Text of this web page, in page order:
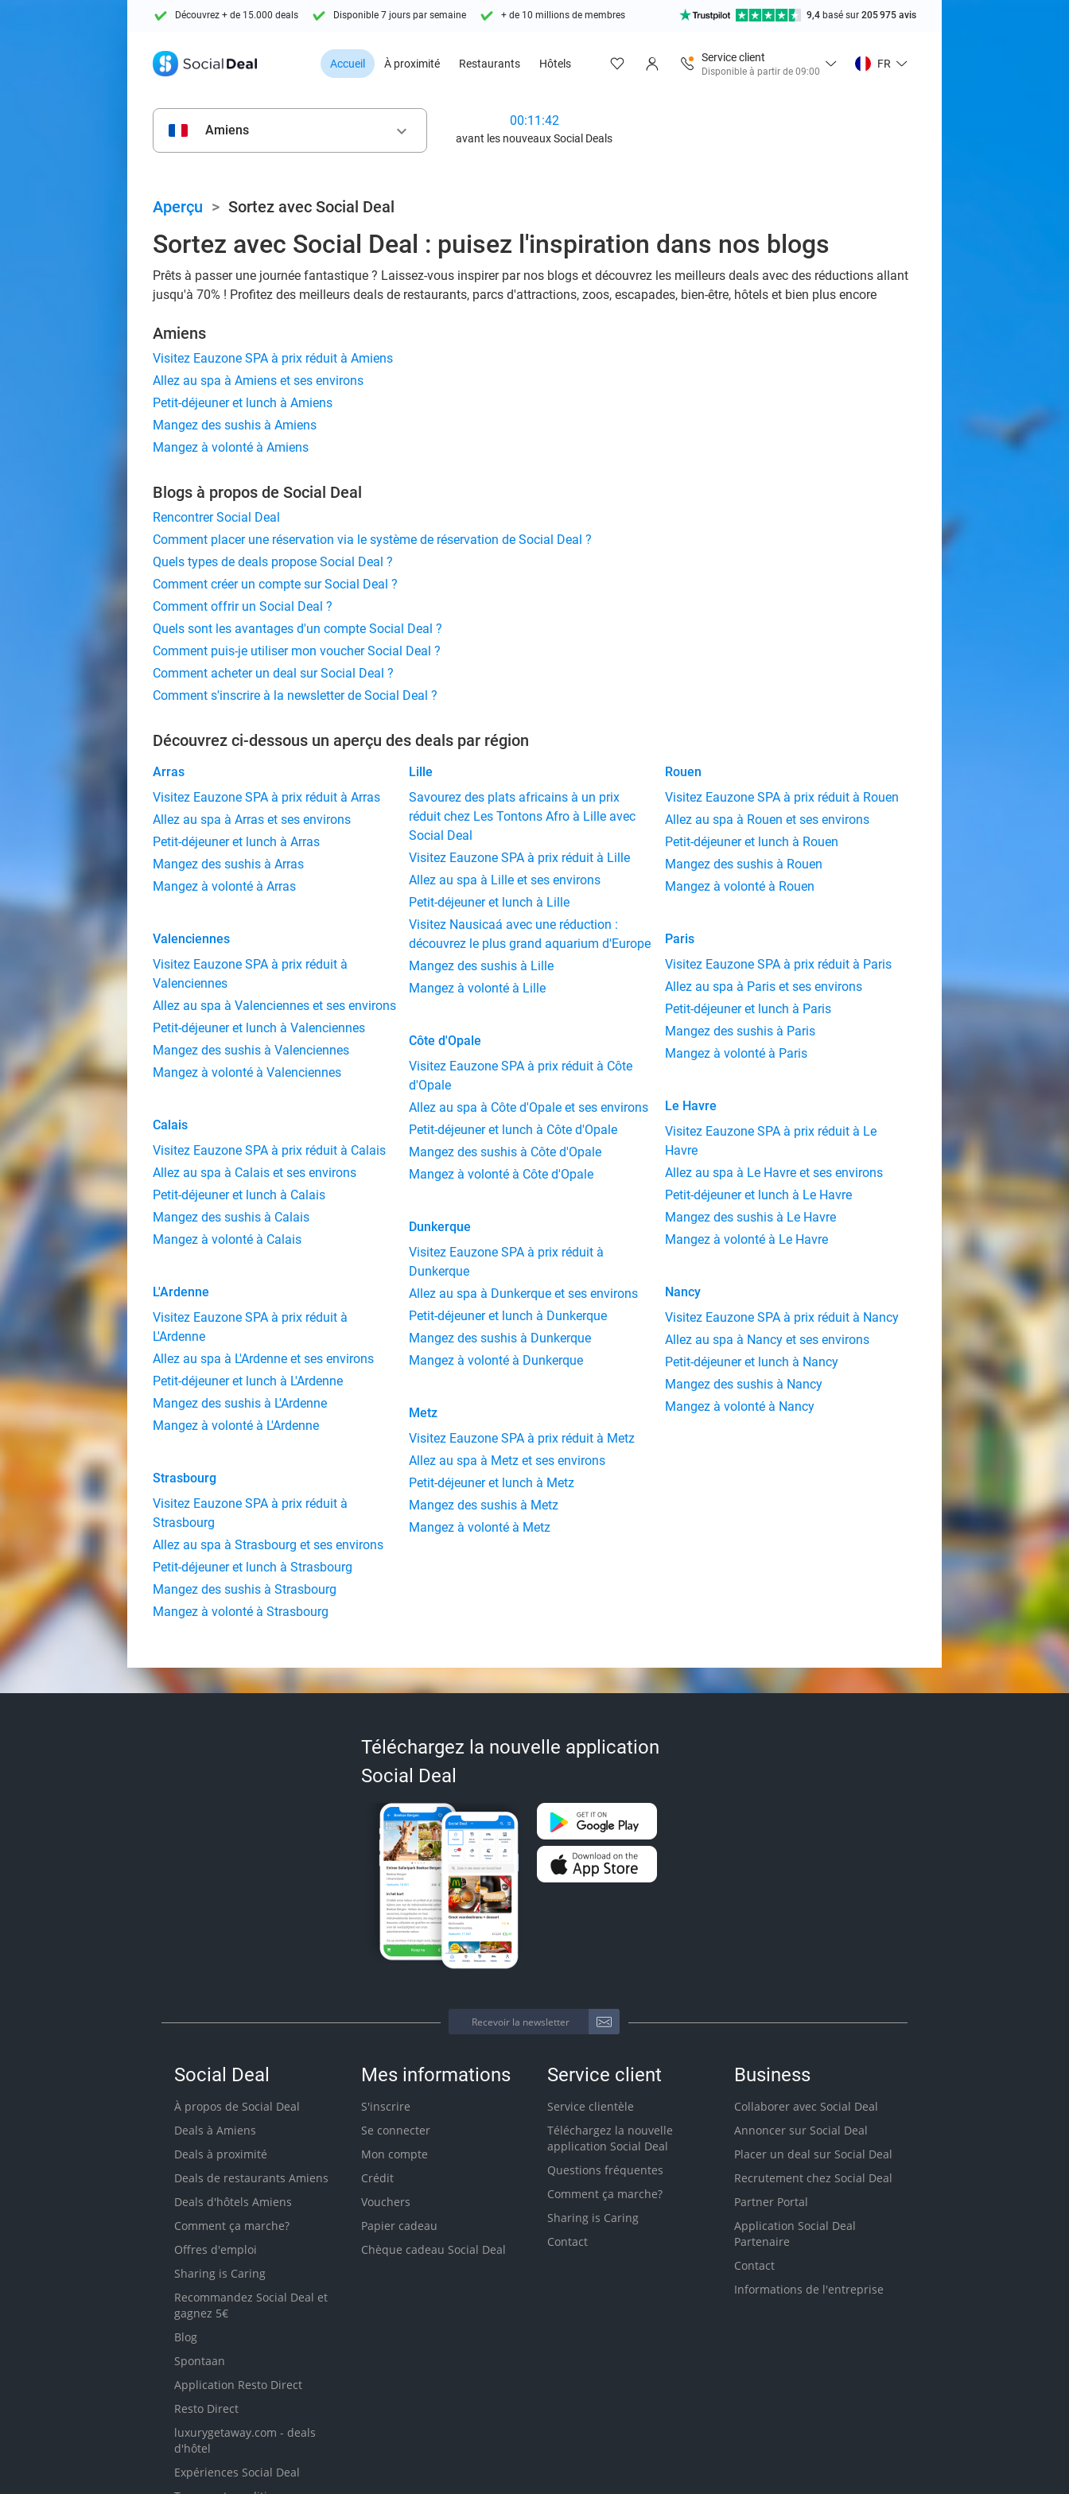
Découvrez + de 15.000 deals Disponible 7 jours par semaine + de 10 millions de membres 9,4 basé sur 205 975 avis
Accueil À proximité Restaurants Hôtels
Service client
Disponible à partir de 09:00
FR
Amiens keyboard_arrow_down
00:11:41
avant les nouveaux Social Deals
Aperçu > Sortez avec Social Deal
Sortez avec Social Deal : puisez l'inspiration dans nos blogs
Prêts à passer une journée fantastique ? Laissez-vous inspirer par nos blogs et découvrez les meilleurs deals avec des réductions allant
jusqu'à 70% ! Profitez des meilleurs deals de restaurants, parcs d'attractions, zoos, escapades, bien-être, hôtels et bien plus encore
Amiens
Visitez Eauzone SPA à prix réduit à Amiens
Allez au spa à Amiens et ses environs
Petit-déjeuner et lunch à Amiens
Mangez des sushis à Amiens
Mangez à volonté à Amiens
Blogs à propos de Social Deal
Rencontrer Social Deal
Comment placer une réservation via le système de réservation de Social Deal ?
Quels types de deals propose Social Deal ?
Comment créer un compte sur Social Deal ?
Comment offrir un Social Deal ?
Quels sont les avantages d'un compte Social Deal ?
Comment puis-je utiliser mon voucher Social Deal ?
Comment acheter un deal sur Social Deal ?
Comment s'inscrire à la newsletter de Social Deal ?
Découvrez ci-dessous un aperçu des deals par région
Arras
Visitez Eauzone SPA à prix réduit à Arras
Allez au spa à Arras et ses environs
Petit-déjeuner et lunch à Arras
Mangez des sushis à Arras
Mangez à volonté à Arras
Valenciennes
Visitez Eauzone SPA à prix réduit à
Valenciennes
Allez au spa à Valenciennes et ses environs
Petit-déjeuner et lunch à Valenciennes
Mangez des sushis à Valenciennes
Mangez à volonté à Valenciennes
Calais
Visitez Eauzone SPA à prix réduit à Calais
Allez au spa à Calais et ses environs
Petit-déjeuner et lunch à Calais
Mangez des sushis à Calais
Mangez à volonté à Calais
L'Ardenne
Visitez Eauzone SPA à prix réduit à
L'Ardenne
Allez au spa à L'Ardenne et ses environs
Petit-déjeuner et lunch à L'Ardenne
Mangez des sushis à L'Ardenne
Mangez à volonté à L'Ardenne
Strasbourg
Visitez Eauzone SPA à prix réduit à
Strasbourg
Allez au spa à Strasbourg et ses environs
Petit-déjeuner et lunch à Strasbourg
Mangez des sushis à Strasbourg
Mangez à volonté à Strasbourg
Lille
Savourez des plats africains à un prix
réduit chez Les Tontons Afro à Lille avec
Social Deal
Visitez Eauzone SPA à prix réduit à Lille
Allez au spa à Lille et ses environs
Petit-déjeuner et lunch à Lille
Visitez Nausicaá avec une réduction :
découvrez le plus grand aquarium d'Europe
Mangez des sushis à Lille
Mangez à volonté à Lille
Côte d'Opale
Visitez Eauzone SPA à prix réduit à Côte
d'Opale
Allez au spa à Côte d'Opale et ses environs
Petit-déjeuner et lunch à Côte d'Opale
Mangez des sushis à Côte d'Opale
Mangez à volonté à Côte d'Opale
Dunkerque
Visitez Eauzone SPA à prix réduit à
Dunkerque
Allez au spa à Dunkerque et ses environs
Petit-déjeuner et lunch à Dunkerque
Mangez des sushis à Dunkerque
Mangez à volonté à Dunkerque
Metz
Visitez Eauzone SPA à prix réduit à Metz
Allez au spa à Metz et ses environs
Petit-déjeuner et lunch à Metz
Mangez des sushis à Metz
Mangez à volonté à Metz
Rouen
Visitez Eauzone SPA à prix réduit à Rouen
Allez au spa à Rouen et ses environs
Petit-déjeuner et lunch à Rouen
Mangez des sushis à Rouen
Mangez à volonté à Rouen
Paris
Visitez Eauzone SPA à prix réduit à Paris
Allez au spa à Paris et ses environs
Petit-déjeuner et lunch à Paris
Mangez des sushis à Paris
Mangez à volonté à Paris
Le Havre
Visitez Eauzone SPA à prix réduit à Le
Havre
Allez au spa à Le Havre et ses environs
Petit-déjeuner et lunch à Le Havre
Mangez des sushis à Le Havre
Mangez à volonté à Le Havre
Nancy
Visitez Eauzone SPA à prix réduit à Nancy
Allez au spa à Nancy et ses environs
Petit-déjeuner et lunch à Nancy
Mangez des sushis à Nancy
Mangez à volonté à Nancy
Téléchargez la nouvelle application
Social Deal
Social Deal
À propos de Social Deal
Deals à Amiens
Deals à proximité
Deals de restaurants Amiens
Deals d'hôtels Amiens
Comment ça marche?
Offres d'emploi
Sharing is Caring
Recommandez Social Deal et
gagnez 5€
Blog
Spontaan
Application Resto Direct
Resto Direct
luxurygetaway.com - deals
d'hôtel
Expériences Social Deal
Mes informations
S'inscrire
Se connecter
Mon compte
Crédit
Vouchers
Papier cadeau
Chèque cadeau Social Deal
Service client
Service clientèle
Téléchargez la nouvelle
application Social Deal
Questions fréquentes
Comment ça marche?
Sharing is Caring
Contact
Business
Collaborer avec Social Deal
Annoncer sur Social Deal
Placer un deal sur Social Deal
Recrutement chez Social Deal
Partner Portal
Application Social Deal
Partenaire
Contact
Informations de l'entreprise